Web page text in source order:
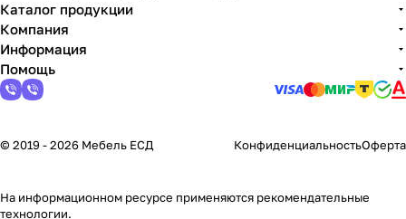
Каталог продукции
Компания
Информация
Помощь
© 2019 - 2026 Мебель ЕСД КонфиденциальностьОферта
На информационном ресурсе применяются рекомендательные
технологии.